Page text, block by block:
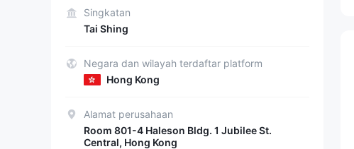
Singkatan
Tai Shing
Negara dan wilayah terdaftar platform
Hong Kong
Alamat perusahaan
Room 801-4 Haleson Bldg. 1 Jubilee St.
Central, Hong Kong